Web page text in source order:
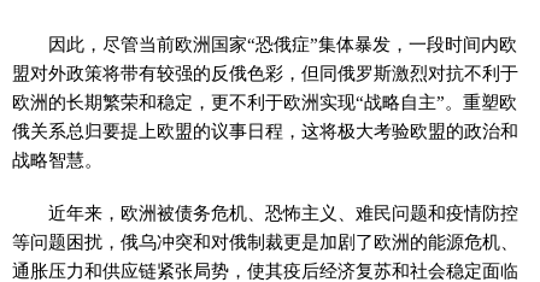
因此，尽管当前欧洲国家“恐俄症”集体暴发，一段时间内欧
盟对外政策将带有较强的反俄色彩，但同俄罗斯激烈对抗不利于
欧洲的长期繁荣和稳定，更不利于欧洲实现“战略自主”。重塑欧
俄关系总归要提上欧盟的议事日程，这将极大考验欧盟的政治和
战略智慧。
近年来，欧洲被债务危机、恐怖主义、难民问题和疫情防控
等问题困扰，俄乌冲突和对俄制裁更是加剧了欧洲的能源危机、
通胀压力和供应链紧张局势，使其疫后经济复苏和社会稳定面临